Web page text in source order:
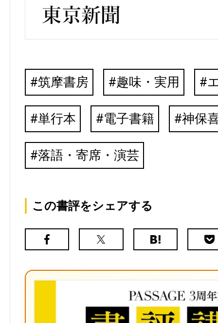
筑摩書房 趣味・実用
単行本 電子書籍 神保
落語・寄席・演芸
この書評をシェアする
Facebook
X（旧
は
ク
マ
ー
ク